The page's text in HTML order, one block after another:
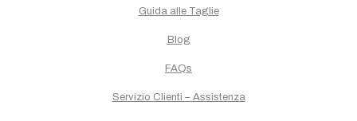
Guida alle Taglie
Blog
FAQs
Servizio Clienti – Assistenza